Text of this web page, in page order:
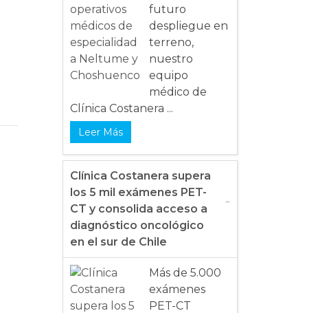
futuro
despliegue en
terreno,
nuestro
equipo
médico de
Clínica Costanera ...
Leer Más
Clínica Costanera supera
los 5 mil exámenes PET-
CT y consolida acceso a
diagnóstico oncológico
en el sur de Chile
Más de 5.000
exámenes
PET-CT